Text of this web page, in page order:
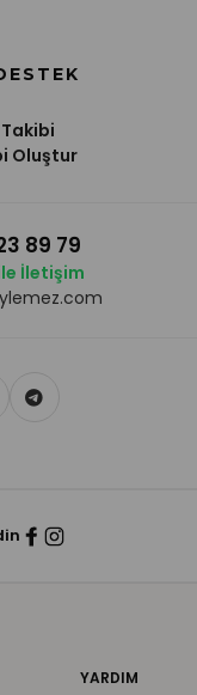
Oluştur
89 79
İletişim
YARDIM